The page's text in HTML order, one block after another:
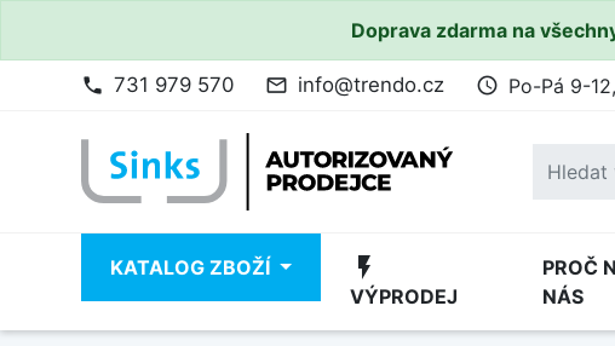
Doprava zdarma na
phone 731 979 570 mail_outline info@trendo.cz access_time Po-Pá 9-
KATALOG ZBOŽÍ flash_on
VÝPRODEJ
PROČ
NÁS